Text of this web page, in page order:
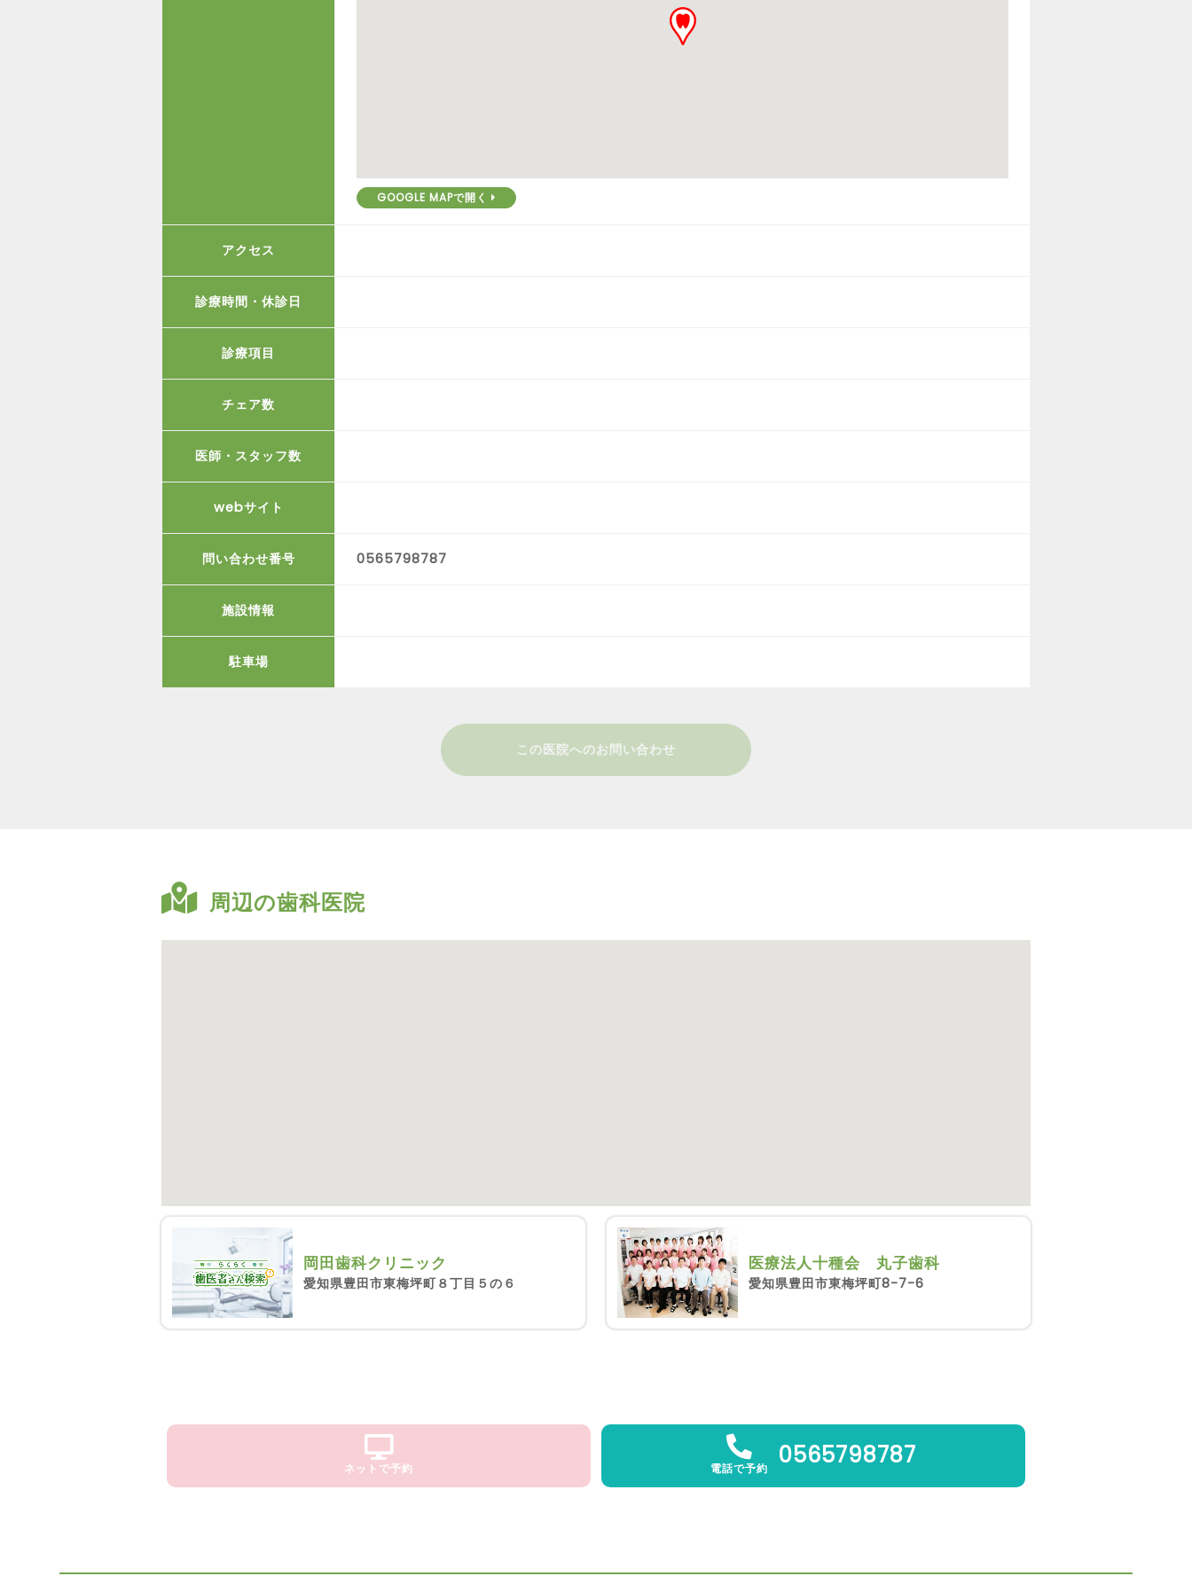
GOOGLE MAPで開く
アクセス
診療時間・休診日
診療項目
チェア数
医師・スタッフ数
webサイト
問い合わせ番号 0565798787
施設情報
駐車場
この医院へのお問い合わせ
周辺の歯科医院
岡田歯科クリニック
愛知県豊田市東梅坪町８丁目５の６
医療法人十種会 丸子歯科
愛知県豊田市東梅坪町8-7-6
ネットで予約 電話で予約 0565798787